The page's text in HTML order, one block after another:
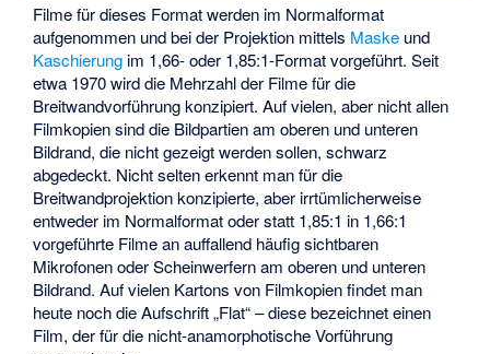
Filme für dieses Format werden im Normalformat
aufgenommen und bei der Projektion mittels Maske und
Kaschierung im 1,66- oder 1,85:1-Format vorgeführt. Seit
etwa 1970 wird die Mehrzahl der Filme für die
Breitwandvorführung konzipiert. Auf vielen, aber nicht allen
Filmkopien sind die Bildpartien am oberen und unteren
Bildrand, die nicht gezeigt werden sollen, schwarz
abgedeckt. Nicht selten erkennt man für die
Breitwandprojektion konzipierte, aber irrtümlicherweise
entweder im Normalformat oder statt 1,85:1 in 1,66:1
vorgeführte Filme an auffallend häufig sichtbaren
Mikrofonen oder Scheinwerfern am oberen und unteren
Bildrand. Auf vielen Kartons von Filmkopien findet man
heute noch die Aufschrift „Flat“ – diese bezeichnet einen
Film, der für die nicht-anamorphotische Vorführung